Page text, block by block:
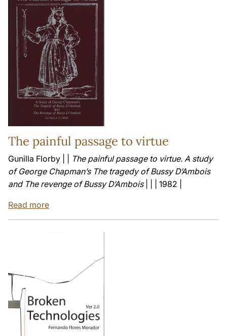
The painful passage to virtue
Gunilla Florby | |
The painful passage to virtue. A study
of George Chapman’s The tragedy of Bussy D’Ambois
and The revenge of Bussy D’Ambois| | | 1982 |
Read more